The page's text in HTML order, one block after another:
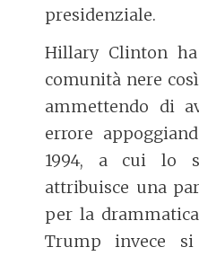
presidenziale.
Hillary Clinton
comunità nere
ammettendo di
errore
1994, a cui lo
attribuisce una
per la
Trump invece